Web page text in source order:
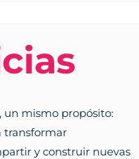
un mismo propósito:
transformar
y construir nuevas